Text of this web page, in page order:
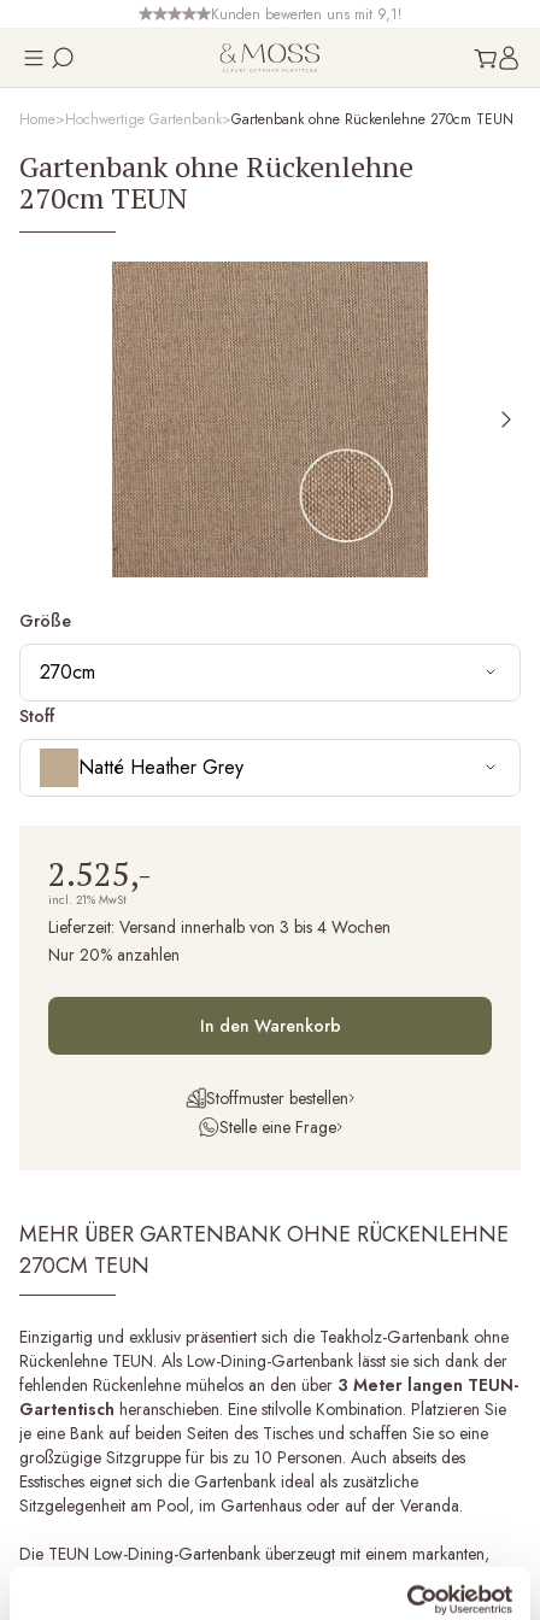
Kunden bewerten uns mit 9,1!
Home Hochwertige Gartenbank Gartenbank ohne Rückenlehne 270cm TEUN
Gartenbank ohne Rückenlehne
270cm TEUN
Größe
270cm
Stoff
Natté Heather Grey
2.525,-
incl. 21% MwSt
Lieferzeit: Versand innerhalb von 3 bis 4 Wochen
Nur 20% anzahlen
In den Warenkorb
Stoffmuster bestellen
Stelle eine Frage
MEHR ÜBER GARTENBANK OHNE RÜCKENLEHNE
270CM TEUN
Einzigartig und exklusiv präsentiert sich die Teakholz-Gartenbank ohne
Rückenlehne TEUN. Als Low-Dining-Gartenbank lässt sie sich dank der
fehlenden Rückenlehne mühelos an den über 3 Meter langen TEUN-
Gartentisch heranschieben. Eine stilvolle Kombination. Platzieren Sie
je eine Bank auf beiden Seiten des Tisches und schaffen Sie so eine
großzügige Sitzgruppe für bis zu 10 Personen. Auch abseits des
Esstisches eignet sich die Gartenbank ideal als zusätzliche
Sitzgelegenheit am Pool, im Gartenhaus oder auf der Veranda.
Die TEUN Low-Dining-Gartenbank überzeugt mit einem markanten,
ausgestellten Beinen und verleihen der Bank eine hochwertige